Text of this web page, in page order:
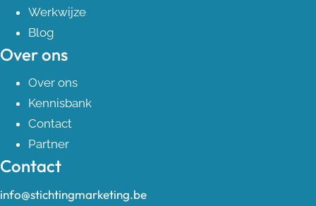
Werkwijze
Blog
Over ons
Over ons
Kennisbank
Contact
Partner
Contact
info@stichtingmarketing.be